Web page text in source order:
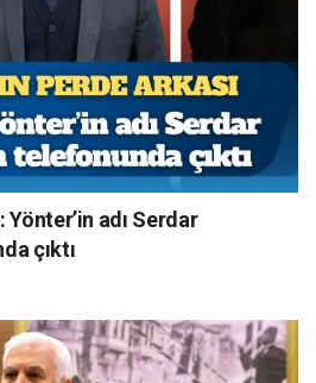
Yönter’in adı Serdar
çıktı